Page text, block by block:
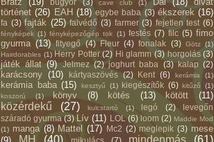
bugyor (3) cave club (1)
történet (26) EAH (18) egybe baba (3) ékszerek (16)
fa (3) fajták (25) falvédő (3) farmer (3) fejetlen test (6)
fényképek (1) fényképezőgép tok (1) festés (7) filc (5) fimo
gyurma (13) fityegő (4) Fleur (4) fonalak (3) Götz (1)
Hairdorables (1) Herry Potter (2) Hi glamm (3) horgolás (3)
játék állat (9) Jelmez (2) joghurt baba (3) kalap (2)
karácsony (10) kártyaszövés (2) Kent (6) kerámia (1)
kerámia baba (15) kesztyű (1) kiegészítők (6) kitűző
(1)
koszorú
(1) könyv (8) kötés (13) kötött (11)
közérdekű (27) kulcstartó (1) legó (2)
levegőn
száradó gyurma (3) Lív (11) LOL (6) loom (2) Maddie Mod
(1) manga (8) Mattel (17) Mc2 (2) meglepik (3) mese